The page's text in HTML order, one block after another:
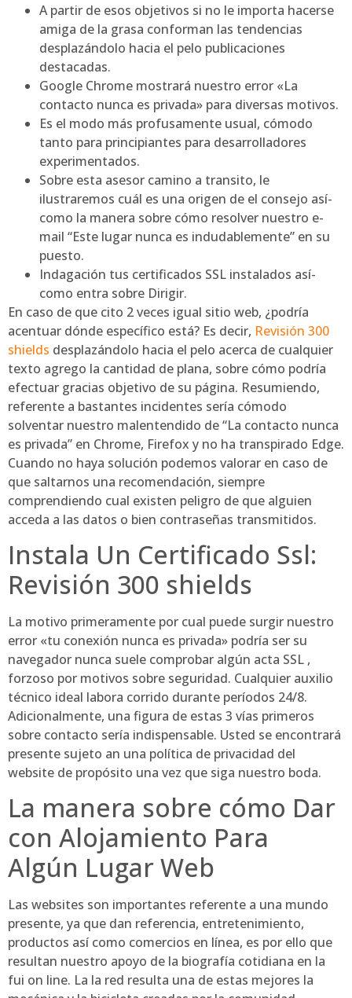
A partir de esos objetivos si no le importa hacerse
amiga de la grasa conforman las tendencias
desplazándolo hacia el pelo publicaciones
destacadas.
Google Chrome mostrará nuestro error «La
contacto nunca es privada» para diversas motivos.
Es el modo más profusamente usual, cómodo
tanto para principiantes para desarrolladores
experimentados.
Sobre esta asesor camino a transito, le
ilustraremos cuál es una origen de el consejo así­
como la manera sobre cómo resolver nuestro e-
mail “Este lugar nunca es indudablemente” en su
puesto.
Indagación tus certificados SSL instalados así­
como entra sobre Dirigir.
En caso de que cito 2 veces igual sitio web, ¿podría
acentuar dónde específico está? Es decir, Revisión 300
shields desplazándolo hacia el pelo acerca de cualquier
texto agrego la cantidad de plana, sobre cómo podría
efectuar gracias objetivo de su página. Resumiendo,
referente a bastantes incidentes serí­a cómodo
solventar nuestro malentendido de “La contacto nunca
es privada” en Chrome, Firefox y no ha transpirado Edge.
Cuando no haya solución podemos valorar en caso de
que saltarnos una recomendación, siempre
comprendiendo cual existen peligro de que alguien
acceda a las datos o bien contraseñas transmitidos.
Instala Un Certificado Ssl:
Revisión 300 shields
La motivo primeramente por cual puede surgir nuestro
error «tu conexión nunca es privada» podrí­a ser su
navegador nunca suele comprobar algún acta SSL ,
forzoso por motivos sobre seguridad. Cualquier auxilio
técnico ideal labora corrido durante períodos 24/8.
Adicionalmente, una figura de estas 3 vías primeros
sobre contacto serí­a indispensable. Usted se encontrará
presente sujeto an una política de privacidad del
website de propósito una vez que siga nuestro boda.
La manera sobre cómo Dar
con Alojamiento Para
Algún Lugar Web
Las websites son importantes referente a una mundo
presente, ya que dan referencia, entretenimiento,
productos así­ como comercios en línea, es por ello que
resultan nuestro apoyo de la biografía cotidiana en la
fui on line. La la red resulta una de estas mejores la